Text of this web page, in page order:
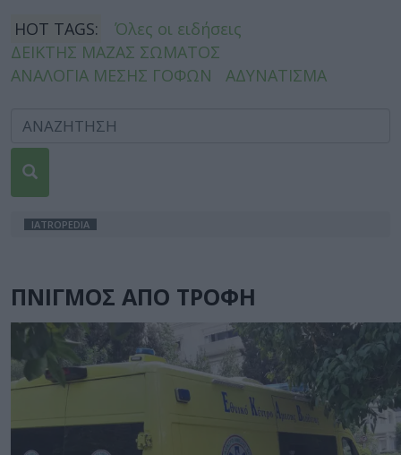
HOT TAGS:
Όλες οι ειδήσεις
ΔΕΙΚΤΗΣ ΜΑΖΑΣ ΣΩΜΑΤΟΣ
ΑΝΑΛΟΓΙΑ ΜΕΣΗΣ ΓΟΦΩΝ
ΑΔΥΝΑΤΙΣΜΑ
IATROPEDIA
ΠΝΙΓΜΟΣ ΑΠΟ ΤΡΟΦΗ